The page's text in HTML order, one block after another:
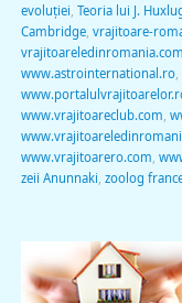
evoluției Teoria lui J.
Cambridge, vrajitoare-
vrajitoareledinromania.com
www.astrointernational.ro,
www.vrajitoareclub.com
www.vrajitoarero.com
zeii Anunnaki zoolog